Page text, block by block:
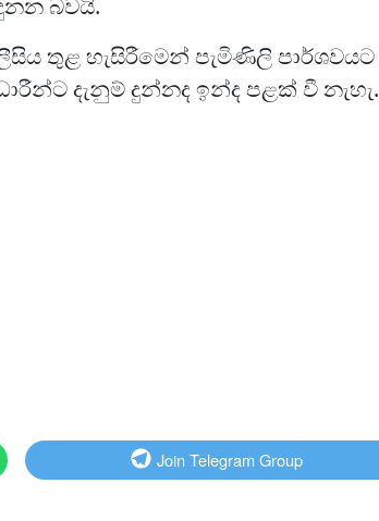
බවයි.
තුළ හැසිරීමෙන් පැමිණිලි පාර්ශවයට
දැනුම් දුන්නද ඉන්ද පළක් වී නැහැ.
Join Telegram Group